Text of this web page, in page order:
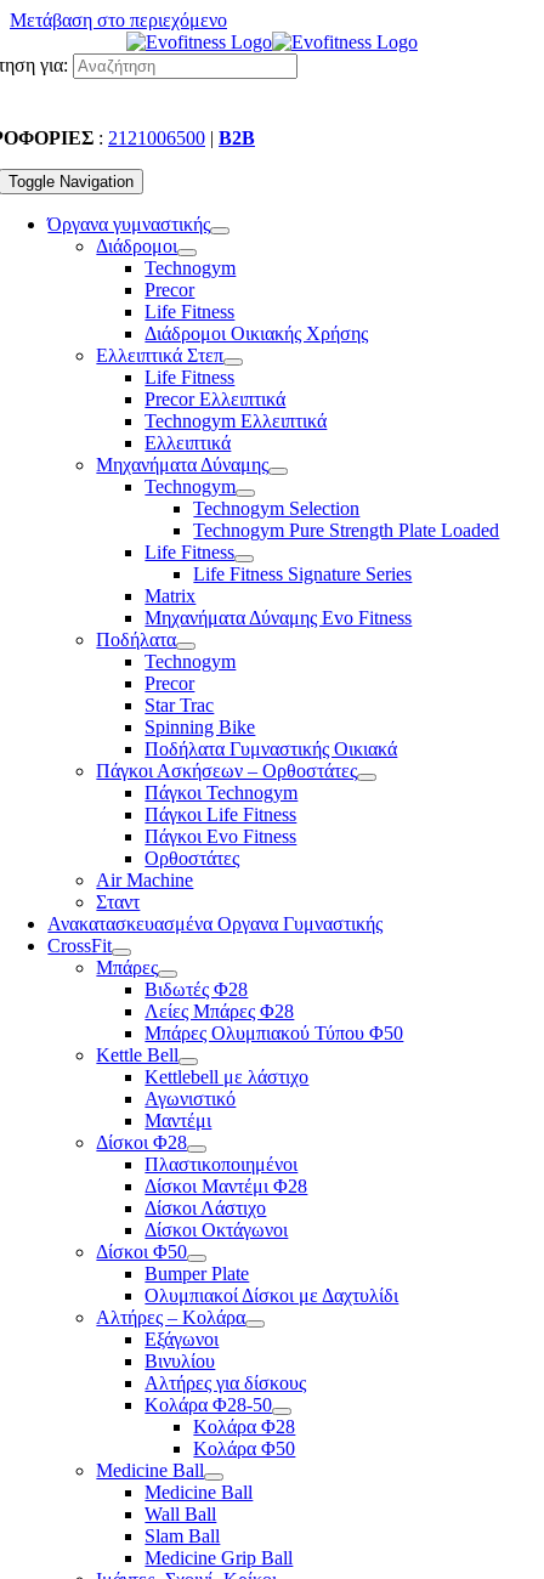
Μετάβαση στο περιεχόμενο
για:
: 2121006500 | B2B
Toggle Navigation
Όργανα γυμναστικής
Διάδρομοι
Technogym
Precor
Life Fitness
Διάδρομοι Οικιακής Χρήσης
Ελλειπτικά Στεπ
Life Fitness
Precor Ελλειπτικά
Technogym Ελλειπτικά
Ελλειπτικά
Μηχανήματα Δύναμης
Technogym
Technogym Selection
Technogym Pure Strength Plate Loaded
Life Fitness
Life Fitness Signature Series
Matrix
Μηχανήματα Δύναμης Evo Fitness
Ποδήλατα
Technogym
Precor
Star Trac
Spinning Bike
Ποδήλατα Γυμναστικής Οικιακά
Πάγκοι Ασκήσεων – Ορθοστάτες
Πάγκοι Technogym
Πάγκοι Life Fitness
Πάγκοι Evo Fitness
Ορθοστάτες
Air Machine
Σταντ
Ανακατασκευασμένα Οργανα Γυμναστικής
CrossFit
Μπάρες
Βιδωτές Φ28
Λείες Μπάρες Φ28
Μπάρες Ολυμπιακού Τύπου Φ50
Kettle Bell
Kettlebell με λάστιχο
Αγωνιστικό
Μαντέμι
Δίσκοι Φ28
Πλαστικοποιημένοι
Δίσκοι Μαντέμι Φ28
Δίσκοι Λάστιχο
Δίσκοι Οκτάγωνοι
Δίσκοι Φ50
Bumper Plate
Ολυμπιακοί Δίσκοι με Δαχτυλίδι
Αλτήρες – Κολάρα
Εξάγωνοι
Βινυλίου
Αλτήρες για δίσκους
Κολάρα Φ28-50
Κολάρα Φ28
Κολάρα Φ50
Medicine Ball
Medicine Ball
Wall Ball
Slam Ball
Medicine Grip Ball